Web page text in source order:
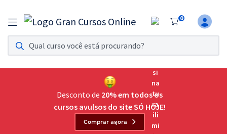
0
Assinatura Ilimitada 11
Acesso a todos os cursos. Teste grátis por 7 dias!
Assinatura OAB Até Passar
Acesso ilimitado a toda preparação para o Exame da
Residências Multiprofissionais
Desconto de 20% em todos os
cursos avulsos do site SÓ HOJE!
Comprar agora